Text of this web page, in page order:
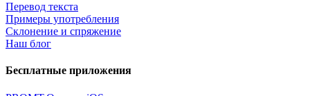
Перевод текста
Примеры употребления
Склонение и спряжение
Наш блог
Бесплатные приложения